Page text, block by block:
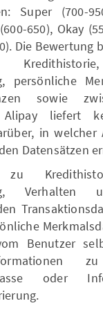
Super (700-
650), Okay
Die Bewertung
persönliche
sowie
Alipay liefert
in
Datensätzen
Verhalten
Benutzer
zu
oder